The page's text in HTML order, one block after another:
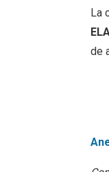
La
de